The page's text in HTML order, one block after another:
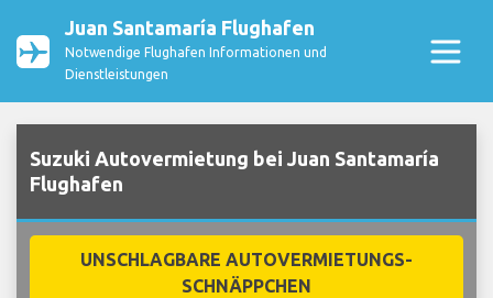
Juan Santamaría Flughafen
Notwendige Flughafen Informationen und
Dienstleistungen
Suzuki Autovermietung bei Juan Santamaría
Flughafen
UNSCHLAGBARE AUTOVERMIETUNGS-
SCHNÄPPCHEN